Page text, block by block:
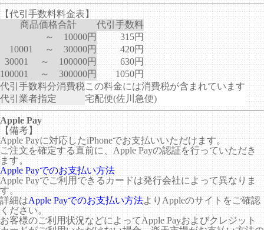
【代引手数料料金表】
商品価格合計
代引手数料
～ 10000円
315円
10001 ～ 30000円
420円
30001 ～ 100000円
630円
100001 ～ 300000円
1050円
代引手数料分消費税この料金には消費税が含まれています
代引業者指定
宅配便(佐川急便)
Apple Pay
【備考】
Apple Payに対応したiPhoneでお支払いいただけます。
ご注文を確定する直前に、Apple Payの認証を行っていただき
ます。
Apple Payでのお支払い方法
Apple Payでご利用できるカードは発行会社によって異なりま
す。
詳細はApple Payでのお支払い方法よりAppleのサイトをご確認
ください。
お客様のご利用状況などによってApple Payおよびクレジット